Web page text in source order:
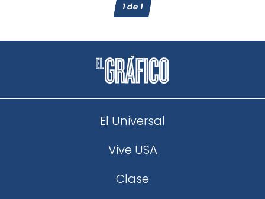
1de1
El Universal
Vive USA
Clase